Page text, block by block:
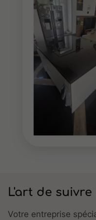
L'art de
Votre entreprise